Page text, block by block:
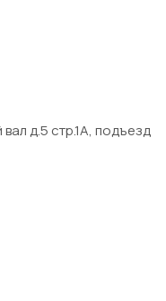
д.5 стр.1А, подъезд